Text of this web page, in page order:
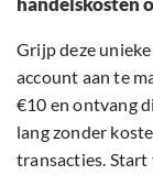
Grijp deze
account aan te
€10 en ontvang
lang zonder
transacties. Start